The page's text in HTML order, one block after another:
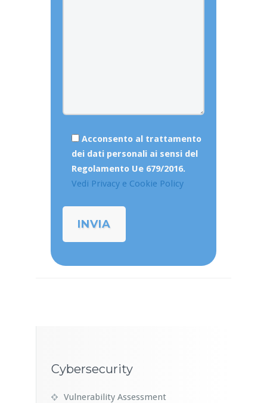
Acconsento al trattamento
dei dati personali ai sensi del
Regolamento Ue 679/2016.
Vedi Privacy e Cookie Policy
Cybersecurity
Vulnerability Assessment